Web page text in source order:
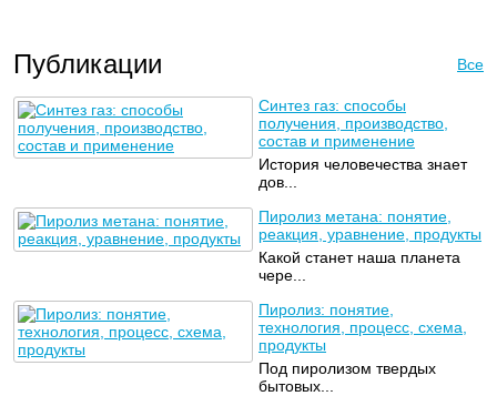
Все
Публикации
Синтез газ: способы
получения, производство,
состав и применение
История человечества знает
дов...
Пиролиз метана: понятие,
реакция, уравнение, продукты
Какой станет наша планета
чере...
Пиролиз: понятие,
технология, процесс, схема,
продукты
Под пиролизом твердых
бытовых...